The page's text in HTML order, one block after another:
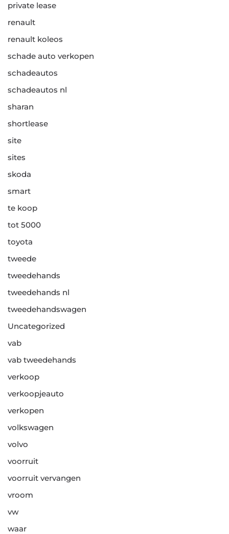
private lease
renault
renault koleos
schade auto verkopen
schadeautos
schadeautos nl
sharan
shortlease
site
sites
skoda
smart
te koop
tot 5000
toyota
tweede
tweedehands
tweedehands nl
tweedehandswagen
Uncategorized
vab
vab tweedehands
verkoop
verkoopjeauto
verkopen
volkswagen
volvo
voorruit
voorruit vervangen
vroom
vw
waar